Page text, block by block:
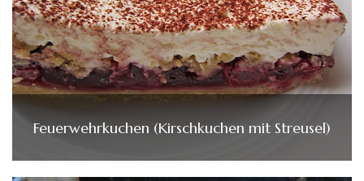
Feuerwehrkuchen (Kirschkuchen mit Streusel)